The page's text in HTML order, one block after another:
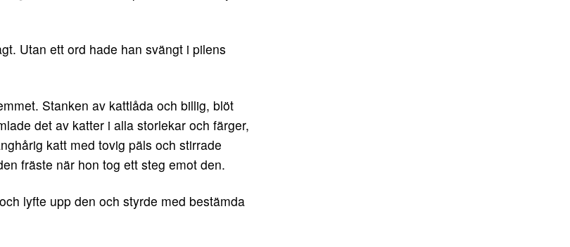
Utan ett ord hade han svängt i pilens
Stanken av kattlåda och billig, blöt
det av katter i alla storlekar och färger,
katt med tovig päls och stirrade
fräste när hon tog ett steg emot den.
lyfte upp den och styrde med bestämda